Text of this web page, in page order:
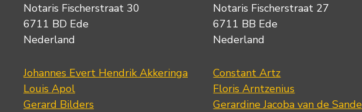
Notaris Fischerstraat 30
6711 BD Ede
Nederland
Johannes Evert Hendrik Akkeringa
Louis Apol
Gerard Bilders
Notaris Fischerstraat 27
6711 BB Ede
Nederland
Constant Artz
Floris Arntzenius
Gerardine Jacoba van de Sande